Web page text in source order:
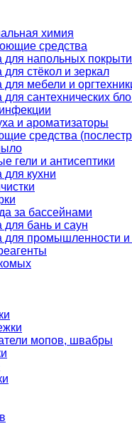
химия
средства
напольных
стёкол и зеркал
мебели и
сантехнических
и ароматизаторы
средства
гели и антисептики
кухни
за бассейнами
бань и саун
промышленности и
мопов, швабры